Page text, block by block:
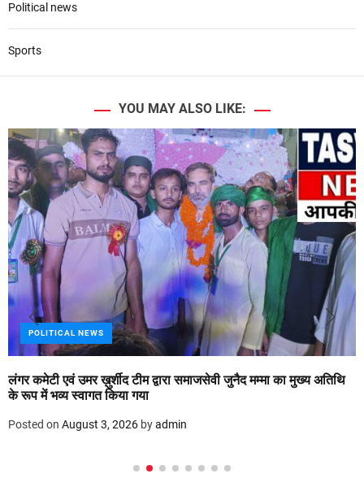
Political news
Sports
YOU MAY ALSO LIKE:
POLITICAL NEWS
लंगर कमेटी एवं उमर ख़ुर्शीद टीम द्वारा समाजसेवी जुनैद मम्मा का मुख्य अतिथि
के रूप में भव्य स्वागत किया गया
Posted on August 3, 2026 byadmin